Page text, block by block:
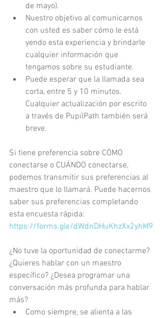
de mayo).
Nuestro objetivo al comunicarnos
con usted es saber cómo le está
yendo esta experiencia y brindarle
cualquier información que
tengamos sobre su estudiante.
Puede esperar que la llamada sea
corta, entre 5 y 10 minutos.
Cualquier actualización por escrito
a través de PupilPath también será
breve.
Si tiene preferencia sobre CÓMO
conectarse o CUÁNDO conectarse,
podemos transmitir sus preferencias al
maestro que lo llamará. Puede hacernos
saber sus preferencias completando
esta encuesta rápida:
https://forms.gle/dWdnDHuKhzXx2yhM9
¿No tuve la oportunidad de conectarme?
¿Quieres hablar con un maestro
específico? ¿Desea programar una
conversación más profunda para hablar
más?
Como siempre, se alienta a las